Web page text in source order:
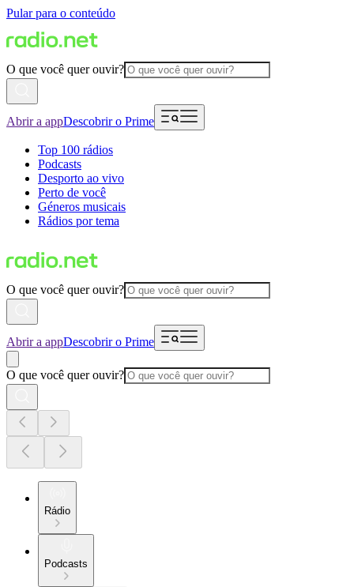
Pular para o conteúdo
O que você quer ouvir?
Abrir a appDescobrir o Prime
Top 100 rádios
Podcasts
Desporto ao vivo
Perto de você
Géneros musicais
Rádios por tema
O que você quer ouvir?
Abrir a appDescobrir o Prime
O que você quer ouvir?
Rádio
Podcasts